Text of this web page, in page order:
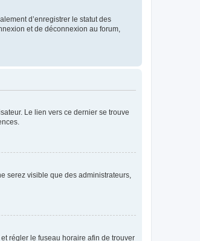
d’enregistrer le statut des
et de déconnexion au forum,
Le lien vers ce dernier se trouve
serez visible que des administrateurs,
régler le fuseau horaire afin de trouver